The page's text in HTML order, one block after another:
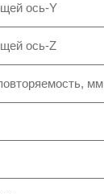
ось-Y
ось-Z
мм